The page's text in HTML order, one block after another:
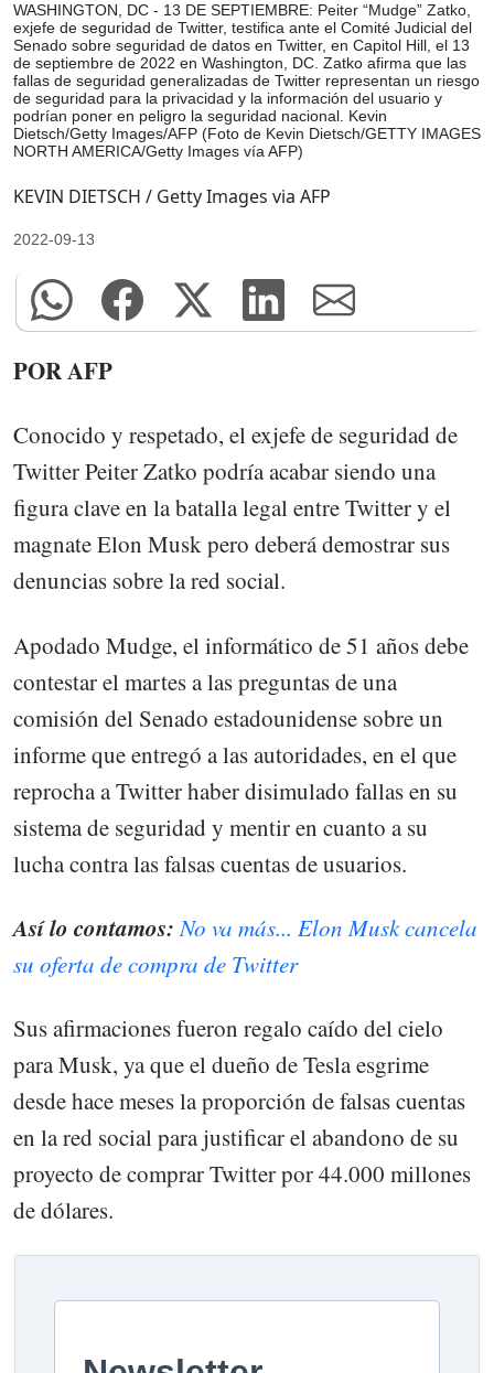
WASHINGTON, DC - 13 DE SEPTIEMBRE: Peiter “Mudge” Zatko,
exjefe de seguridad de Twitter, testifica ante el Comité Judicial del
Senado sobre seguridad de datos en Twitter, en Capitol Hill, el 13
de septiembre de 2022 en Washington, DC. Zatko afirma que las
fallas de seguridad generalizadas de Twitter representan un riesgo
de seguridad para la privacidad y la información del usuario y
podrían poner en peligro la seguridad nacional. Kevin
Dietsch/Getty Images/AFP (Foto de Kevin Dietsch/GETTY IMAGES
NORTH AMERICA/Getty Images vía AFP)
KEVIN DIETSCH / Getty Images via AFP
2022-09-13
POR AFP
Conocido y respetado, el exjefe de seguridad de
Twitter Peiter Zatko podría acabar siendo una
figura clave en la batalla legal entre Twitter y el
magnate Elon Musk pero deberá demostrar sus
denuncias sobre la red social.
Apodado Mudge, el informático de 51 años debe
contestar el martes a las preguntas de una
comisión del Senado estadounidense sobre un
informe que entregó a las autoridades, en el que
reprocha a Twitter haber disimulado fallas en su
sistema de seguridad y mentir en cuanto a su
lucha contra las falsas cuentas de usuarios.
Así lo contamos:No va más... Elon Musk cancela
su oferta de compra de Twitter
Sus afirmaciones fueron regalo caído del cielo
para Musk, ya que el dueño de Tesla esgrime
desde hace meses la proporción de falsas cuentas
en la red social para justificar el abandono de su
proyecto de comprar Twitter por 44.000 millones
de dólares.